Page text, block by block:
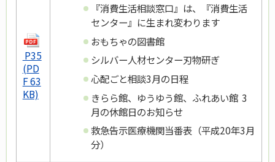
P35
(PD
F 63
KB)
『消費生活相談窓口』は、『消費生活
センター』に生まれ変わります
おもちゃの図書館
シルバー人材センター刃物研ぎ
心配ごと相談3月の日程
きらら館、ゆうゆう館、ふれあい館 3
月の休館日のお知らせ
救急告示医療機関当番表（平成20年3月
分）